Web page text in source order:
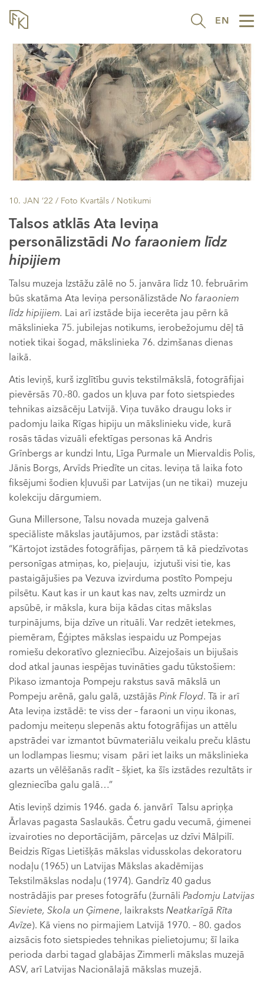
EN
10. JAN ’22 / Foto Kvartāls / Notikumi
Talsos atklās Ata Ieviņa
personālizstādi No faraoniem līdz
hipijiem
Talsu muzeja Izstāžu zālē no 5. janvāra līdz 10. februārim
būs skatāma Ata Ieviņa personālizstādeNo faraoniem
līdz hipijiem. Lai arī izstāde bija iecerēta jau pērn kā
mākslinieka 75. jubilejas notikums, ierobežojumu dēļ tā
notiek tikai šogad, mākslinieka 76. dzimšanas dienas
laikā.
Atis Ieviņš, kurš izglītību guvis tekstilmākslā, fotogrāfijai
pievērsās 70.-80. gados un kļuva par foto sietspiedes
tehnikas aizsācēju Latvijā. Viņa tuvāko draugu loks ir
padomju laika Rīgas hipiju un mākslinieku vide, kurā
rosās tādas vizuāli efektīgas personas kā Andris
Grīnbergs ar kundzi Intu, Līga Purmale un Miervaldis Polis,
Jānis Borgs, Arvīds Priedīte un citas. Ieviņa tā laika foto
fiksējumi šodien kļuvuši par Latvijas (un ne tikai) muzeju
kolekciju dārgumiem.
Guna Millersone, Talsu novada muzeja galvenā
speciāliste mākslas jautājumos, par izstādi stāsta:
“Kārtojot izstādes fotogrāfijas, pārņem tā kā piedzīvotas
personīgas atmiņas, ko, pieļauju, izjutuši visi tie, kas
pastaigājušies pa Vezuva izvirduma postīto Pompeju
pilsētu. Kaut kas ir un kaut kas nav, zelts uzmirdz un
apsūbē, ir māksla, kura bija kādas citas mākslas
turpinājums, bija dzīve un rituāli. Var redzēt ietekmes,
piemēram, Ēģiptes mākslas iespaidu uz Pompejas
romiešu dekoratīvo glezniecību. Aizejošais un bijušais
dod atkal jaunas iespējas tuvināties gadu tūkstošiem:
Pikaso izmantoja Pompeju rakstus savā mākslā un
Pompeju arēnā, galu galā, uzstājāsPink Floyd. Tā ir arī
Ata Ieviņa izstādē: te viss der – faraoni un viņu ikonas,
padomju meiteņu slepenās aktu fotogrāfijas un attēlu
apstrādei var izmantot būvmateriālu veikalu preču klāstu
un lodlampas liesmu; visam pāri iet laiks un mākslinieka
azarts un vēlēšanās radīt – šķiet, ka šīs izstādes rezultāts ir
glezniecība galu galā…”
Atis Ieviņš dzimis 1946. gada 6. janvārī Talsu apriņķa
Ārlavas pagasta Saslaukās. Četru gadu vecumā, ģimenei
izvairoties no deportācijām, pārceļas uz dzīvi Mālpilī.
Beidzis Rīgas Lietišķās mākslas vidusskolas dekoratoru
nodaļu (1965) un Latvijas Mākslas akadēmijas
Tekstilmākslas nodaļu (1974). Gandrīz 40 gadus
nostrādājis par preses fotogrāfu (žurnāli Padomju Latvijas
Sieviete, Skola un Ģimene, laikrakstsNeatkarīgā Rīta
Avīze). Kā viens no pirmajiem Latvijā 1970. – 80. gados
aizsācis foto sietspiedes tehnikas pielietojumu; šī laika
perioda darbi tagad glabājas Zimmerli mākslas muzejā
ASV, arī Latvijas Nacionālajā mākslas muzejā.